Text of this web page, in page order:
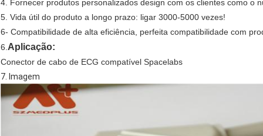
4. Fornecer produtos personalizados design com os clientes como o
5. Vida útil do produto a longo prazo: ligar 3000-5000 vezes!
6- Compatibilidade de alta eficiência, perfeita compatibilidade com
6.Aplicação:
Conector de cabo de ECG compatível Spacelabs
7. Imagem